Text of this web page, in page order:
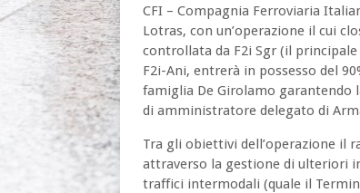
CFI – Compagnia Ferroviaria
Lotras, con un’operazione il cui
controllata da F2i Sgr (il
F2i-Ani, entrerà in possesso del
famiglia De Girolamo garantendo
di amministratore delegato di
Tra gli obiettivi dell’operazione il
attraverso la gestione di ulteriori
traffici intermodali (quale il